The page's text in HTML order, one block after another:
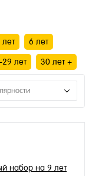
лет 6 лет
29 лет 30 лет +
набор на 9 лет